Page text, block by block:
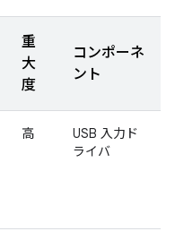
重
大
度
コンポーネ
ント
高
USB 入力ド
ライバ